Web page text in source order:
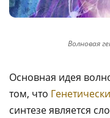
Волновая
Основная идея
том, что
синтезе является